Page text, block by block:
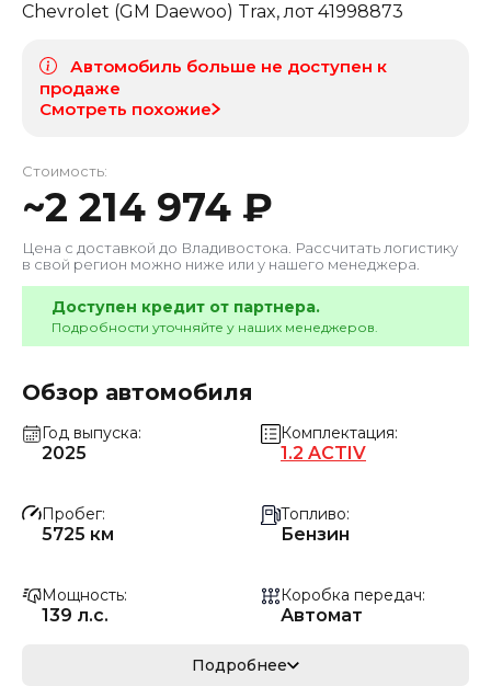
Chevrolet (GM Daewoo) Trax, лот41998873
Автомобиль больше не доступен к
продаже
Смотреть похожие
Стоимость:
~2 214 974 ₽
Цена с доставкой до Владивостока . Рассчитать логистику
в свой регион можно ниже или у нашего менеджера.
Доступен кредит от партнера.
Подробности уточняйте у наших менеджеров.
Обзор автомобиля
Год выпуска
2025
Комплектация
1.2 ACTIV
Пробег
5725 км
Топливо
Бензин
Мощность
139 л.с.
Коробка передач
Автомат
Внедорожник
Подробнее